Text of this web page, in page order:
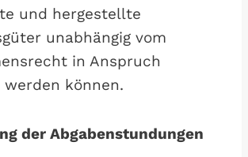
und hergestellte
unabhängig vom
in Anspruch
werden können.
der Abgabenstundungen